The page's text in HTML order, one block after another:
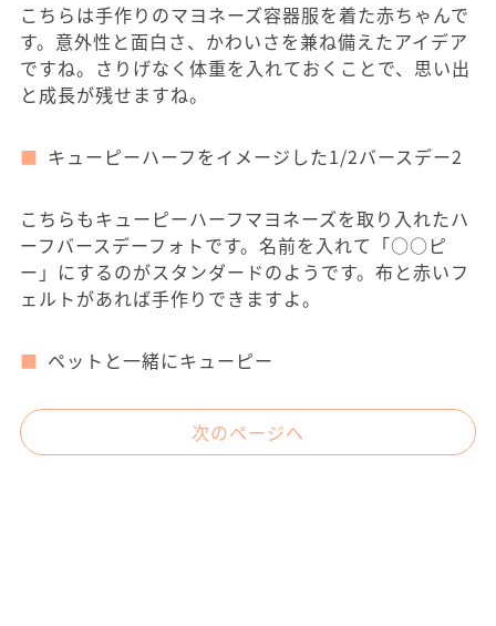
こちらは手作りのマヨネーズ容器服を着た赤ちゃんで
す。意外性と面白さ、かわいさを兼ね備えたアイデア
ですね。さりげなく体重を入れておくことで、思い出
と成長が残せますね。
キューピーハーフをイメージした1/2バースデー2
こちらもキューピーハーフマヨネーズを取り入れたハ
ーフバースデーフォトです。名前を入れて「○○ピ
ー」にするのがスタンダードのようです。布と赤いフ
ェルトがあれば手作りできますよ。
ペットと一緒にキューピー
次のページへ